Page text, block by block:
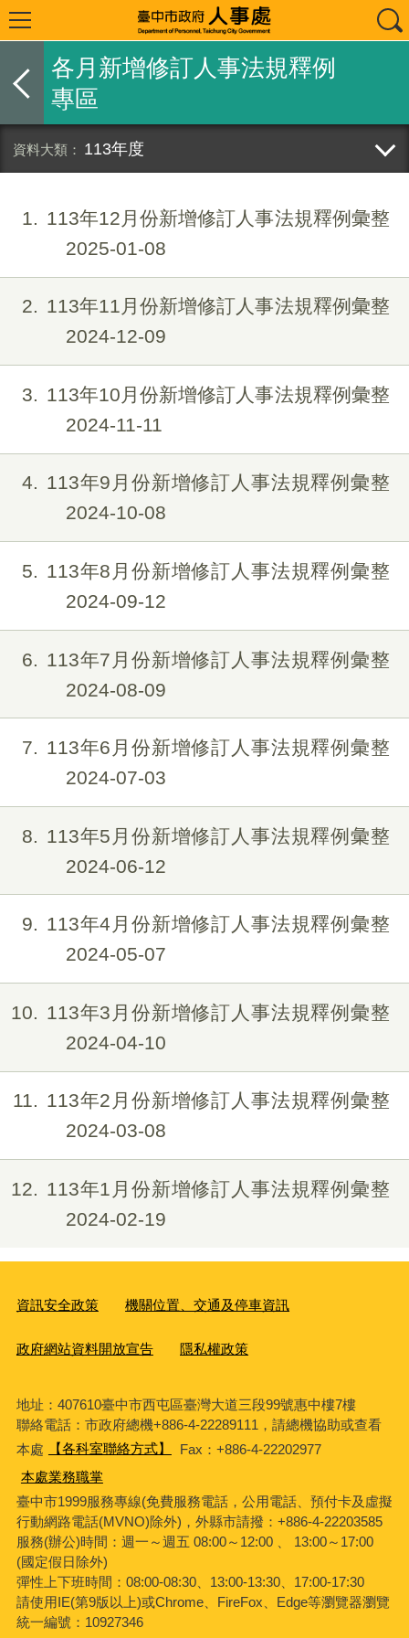
各月新增修訂人事法規釋例
專區
113年度
1
113年12月份新增修訂人事法規釋例彙整
2025-01-08
2
113年11月份新增修訂人事法規釋例彙整
2024-12-09
3
113年10月份新增修訂人事法規釋例彙整
2024-11-11
4
113年9月份新增修訂人事法規釋例彙整
2024-10-08
5
113年8月份新增修訂人事法規釋例彙整
2024-09-12
6
113年7月份新增修訂人事法規釋例彙整
2024-08-09
7
113年6月份新增修訂人事法規釋例彙整
2024-07-03
8
113年5月份新增修訂人事法規釋例彙整
2024-06-12
9
113年4月份新增修訂人事法規釋例彙整
2024-05-07
10
113年3月份新增修訂人事法規釋例彙整
2024-04-10
11
113年2月份新增修訂人事法規釋例彙整
2024-03-08
12
113年1月份新增修訂人事法規釋例彙整
2024-02-19
資訊安全政策 機關位置、交通及停車資訊
政府網站資料開放宣告 隱私權政策
地址：407610臺中市西屯區臺灣大道三段99號惠中樓7樓
聯絡電話：市政府總機+886-4-22289111，請總機協助或查看
本處
【各科室聯絡方式】
Fax：+886-4-22202977
本處業務職掌
臺中市1999服務專線(免費服務電話，公用電話、預付卡及虛擬
行動網路電話(MVNO)除外)，外縣市請撥：+886-4-22203585
服務(辦公)時間：週一～週五 08:00～12:00 、 13:00～17:00
(國定假日除外)
彈性上下班時間：08:00-08:30、13:00-13:30、17:00-17:30
請使用IE(第9版以上)或Chrome、FireFox、Edge等瀏覽器瀏覽
統一編號：10927346